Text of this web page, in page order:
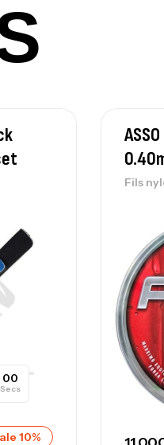
د.ت239,000
Sunset Secret Cove
G
00
Secs
10%
Fils